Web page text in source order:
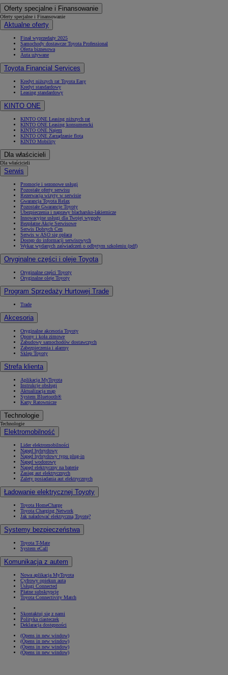
Oferty specjalne i Finansowanie
Oferty specjalne i Finansowanie
Aktualne oferty
Finał wyprzedaży 2025
Samochody dostawcze Toyota Professional
Oferta biznesowa
Auta używane
Toyota Financial Services
Kredyt niższych rat Toyota Easy
Kredyt standardowy
Leasing standardowy
KINTO ONE
KINTO ONE Leasing niższych rat
KINTO ONE Leasing konsumencki
KINTO ONE Najem
KINTO ONE Zarządzanie flotą
KINTO Mobility
Dla właścicieli
Dla właścicieli
Serwis
Promocje i sezonowe usługi
Pozostałe oferty serwisu
Rezerwacja wizyty w serwisie
Gwarancja Toyota Relax
Pozostałe Gwarancje Toyoty
Ubezpieczenia i naprawy blacharsko-lakiernicze
Innowacyjne usługi dla Twojej wygody
Bezpłatne Akcje Serwisowe
Serwis Dobrych Cen
Serwis w ASO się opłaca
Dostęp do informacji serwisowych
Wykaz wydanych zaświadczeń o odbytym szkoleniu (pdf)
Oryginalne części i oleje Toyota
Oryginalne części Toyoty
Oryginalne oleje Toyoty
Program Sprzedaży Hurtowej Trade
Trade
Akcesoria
Oryginalne akcesoria Toyoty
Opony i koła zimowe
Zabudowy samochodów dostawczych
Zabezpieczenia i alarmy
Sklep Toyoty
Strefa klienta
Aplikacja MyToyota
Instrukcje obsługi
Aktualizacja map
System Bluetooth®
Karty Ratownicze
Technologie
Technologie
Elektromobilność
Lider elektromobilności
Napęd hybrydowy
Napęd hybrydowy typu plug-in
Napęd wodorowy
Napęd elektryczny na baterię
Zasięg aut elektrycznych
Zalety posiadania aut elektrycznych
Ładowanie elektrycznej Toyoty
Toyota HomeCharge
Toyota Charging Network
Jak naładować elektryczną Toyotę?
Systemy bezpieczeństwa
Toyota T-Mate
System eCall
Komunikacja z autem
Nowa aplikacja MyToyota
Cyfrowy opiekun auta
Usługi Connected
Płatne subskrypcje
Toyota Connectivity Match
Skontaktuj się z nami
Polityka ciasteczek
Deklaracja dostępności
(Opens in new window)
(Opens in new window)
(Opens in new window)
(Opens in new window)